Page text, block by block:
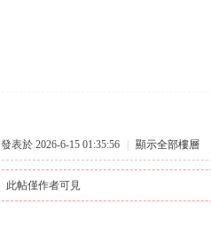
發表於 2026-6-15 01:35:56 顯示全部樓層
此帖僅作者可見